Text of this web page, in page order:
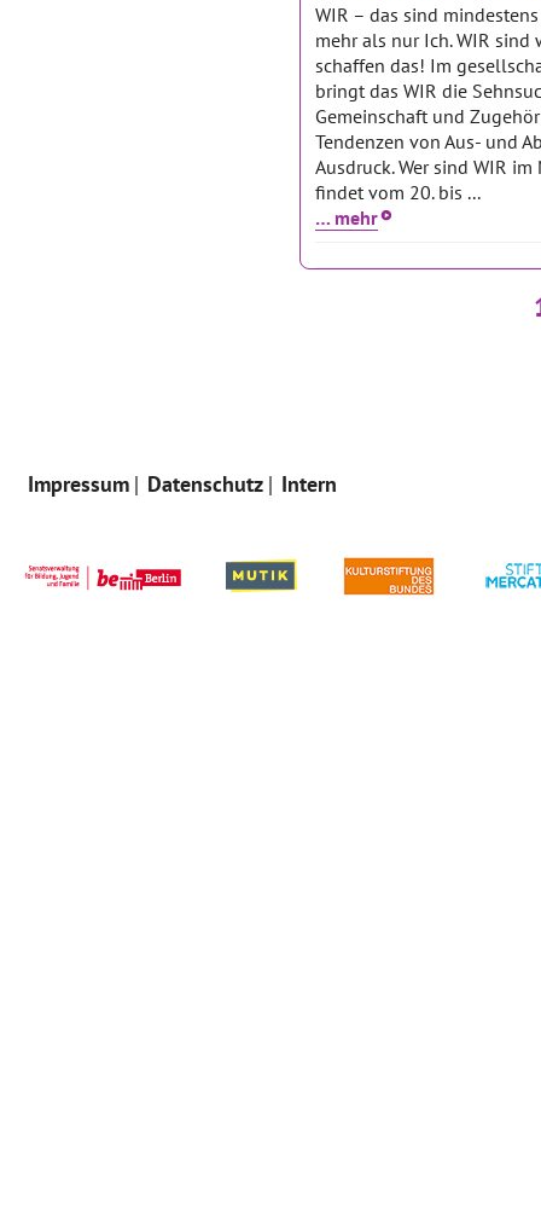
WIR – das sind
mehr als nur Ich. WIR sind
schaffen das! Im
bringt das WIR die
Gemeinschaft und
Tendenzen von Aus- und
Ausdruck. Wer sind WIR
findet vom 20. bis ...
… mehr
Impressum Datenschutz Intern